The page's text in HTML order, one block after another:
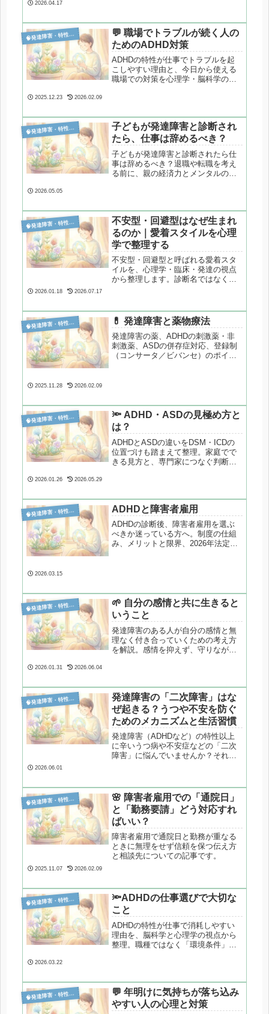
2026.04.17

発達障害・特性分析
💬 職場でトラブルが続く人の
ためのADHD対策
ADHDの特性が仕事でトラブルを起
こしやすい理由と、今日から使える
職場での対策を心理学・脳科学の視
2025.12.23 2026.02.09

発達障害・特性分析
子どもが発達障害と診断され
たら、仕事は辞めるべき？
子どもが発達障害と診断されたら仕
事は辞めるべき？退職や転職を考え
る前に、親の経済力とメンタルの重
2026.05.05

発達障害・特性分析
不安型・回避型はなぜ生まれ
るのか｜愛着スタイルを心理
学で整理する
不安型・回避型と呼ばれる愛着スタ
イルを、心理学・臨床・発達の視点
から整理します。診断名ではなく、
2026.01.18 2026.07.17

発達障害・特性分析 💊 発達障害と薬物療法
発達障害の薬、ADHDの刺激薬・非
刺激薬、ASDの併存症対応、登録制
（コンサータ／ビバンセ）のポイン
2025.11.28 2026.02.09

発達障害・特性分析
🔦 ADHD・ASDの見極め方と
は？
ADHDとASDの違いをDSM・ICDの
位置づけも踏まえて整理。家庭でで
きる見方と、専門家につなぐ判断の
2026.01.26 2026.05.29

発達障害・特性分析 ADHDと障害者雇用
ADHDの診断後、障害者雇用を選ぶ
べきか迷っている方へ。制度の仕組
み、メリットと限界、2026年法定雇
2026.03.15

発達障害・特性分析
🌱 自分の感情と共に生きると
いうこと
発達障害のある人が自分の感情と無
理なく付き合っていくための考え方
を解説。感情を抑えず、守りながら
2026.01.31 2026.06.04

発達障害・特性分析
発達障害の「二次障害」はな
ぜ起きる？うつや不安を防ぐ
ためのメカニズムと生活習慣
発達障害（ADHDなど）の特性以上
に辛いうつ病や不安症などの「二次
障害」に悩んでいませんか？それは
が起きるメカニズムと、予防に効果
的な食事やルーティン化などの生活
習慣を専門的に解説します。
2026.06.01

発達障害・特性分析
🌸 障害者雇用での「通院日」
と「勤務要請」どう対応すれ
ばいい？
障害者雇用で通院日と勤務が重なる
ときに無理をせず信頼を保つ伝え方
と相談先についての記事です。
2025.11.07 2026.02.09

発達障害・特性分析
🔦ADHDの仕事選びで大切な
こと
ADHDの特性が仕事で消耗しやすい
理由を、脳科学と心理学の視点から
整理。職種ではなく「環境条件」に
2026.03.22

発達障害・特性分析
💬 年明けに気持ちが落ち込み
やすい人の心理と対策